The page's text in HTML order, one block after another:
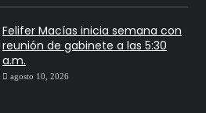
Felifer Macías inicia semana con
reunión de gabinete a las 5:30
a.m.
agosto 10, 2026